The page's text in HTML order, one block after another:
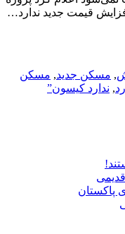
قیمت جدید ندارد…
, مسکن جدید, مسکن
, ندارد کیسون”
پاکستان